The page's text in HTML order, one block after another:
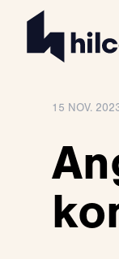
15 NOV.